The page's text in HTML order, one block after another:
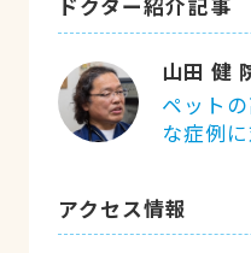
ドクター紹介記事
山田 健
ペット
な症例
アクセス情報